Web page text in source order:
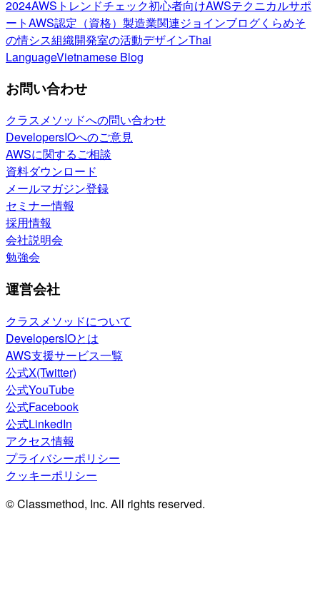
2024AWSトレンドチェック初心者向けAWSテクニカルサポ
ートAWS認定（資格） 製造業関連ジョインブログくらめそ
の情シス組織開発室の活動デザインThai
LanguageVietnamese Blog
お問い合わせ
クラスメソッドへの問い合わせ
DevelopersIOへのご意見
AWSに関するご相談
資料ダウンロード
メールマガジン登録
セミナー情報
採用情報
会社説明会
勉強会
運営会社
クラスメソッドについて
DevelopersIOとは
AWS支援サービス一覧
公式X(Twitter)
公式YouTube
公式Facebook
公式LinkedIn
アクセス情報
プライバシーポリシー
クッキーポリシー
© Classmethod, Inc. All rights reserved.